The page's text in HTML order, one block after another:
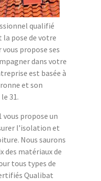
qualifié
la pose de votre
propose ses
dans votre
est basée à
et son
31.
vous propose un
l’isolation et
Nous saurons
des matériaux de
tous types de
Qualibat